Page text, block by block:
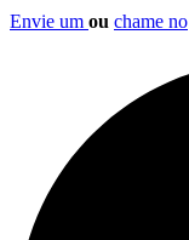
Envie um ou chame no